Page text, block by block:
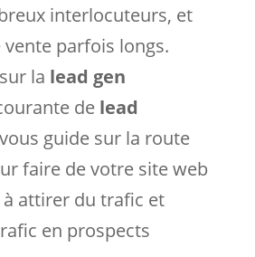
interlocuteurs, et
vente parfois longs.
la lead gen
de lead
guide sur la route
faire de votre site web
attirer du trafic et
en prospects